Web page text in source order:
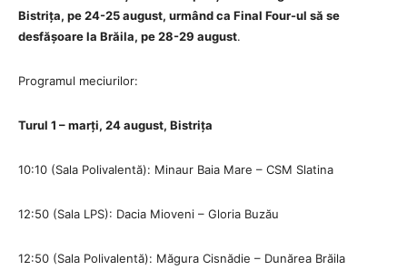
Bistrița, pe 24-25 august, urmând ca Final Four-ul să se
desfășoare la Brăila, pe 28-29 august.
Programul meciurilor:
Turul 1 – marți, 24 august, Bistrița
10:10 (Sala Polivalentă): Minaur Baia Mare – CSM Slatina
12:50 (Sala LPS): Dacia Mioveni – Gloria Buzău
12:50 (Sala Polivalentă): Măgura Cisnădie – Dunărea Brăila